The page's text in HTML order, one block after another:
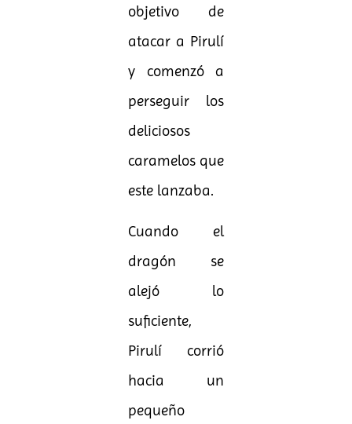
objetivo de
atacar a Pirulí
y comenzó a
perseguir los
deliciosos
caramelos que
este lanzaba.
Cuando el
dragón se
alejó lo
suficiente,
Pirulí corrió
hacia un
pequeño